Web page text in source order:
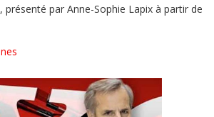
présenté par Anne-Sophie Lapix à partir de